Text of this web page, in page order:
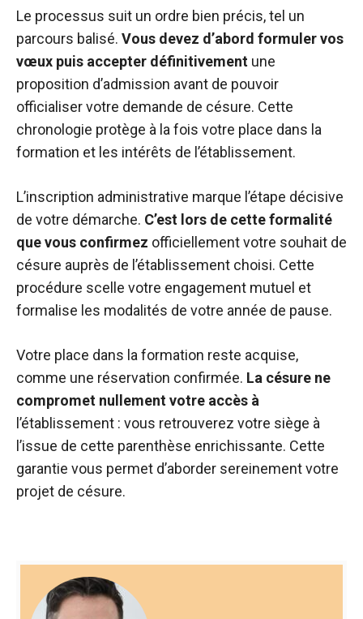
Le processus suit un ordre bien précis, tel un
parcours balisé. Vous devez d’abord formuler vos
vœux puis accepter définitivement une
proposition d’admission avant de pouvoir
officialiser votre demande de césure. Cette
chronologie protège à la fois votre place dans la
formation et les intérêts de l’établissement.
L’inscription administrative marque l’étape décisive
de votre démarche. C’est lors de cette formalité
que vous confirmez officiellement votre souhait de
césure auprès de l’établissement choisi. Cette
procédure scelle votre engagement mutuel et
formalise les modalités de votre année de pause.
Votre place dans la formation reste acquise,
comme une réservation confirmée. La césure ne
compromet nullement votre accès à
l’établissement : vous retrouverez votre siège à
l’issue de cette parenthèse enrichissante. Cette
garantie vous permet d’aborder sereinement votre
projet de césure.